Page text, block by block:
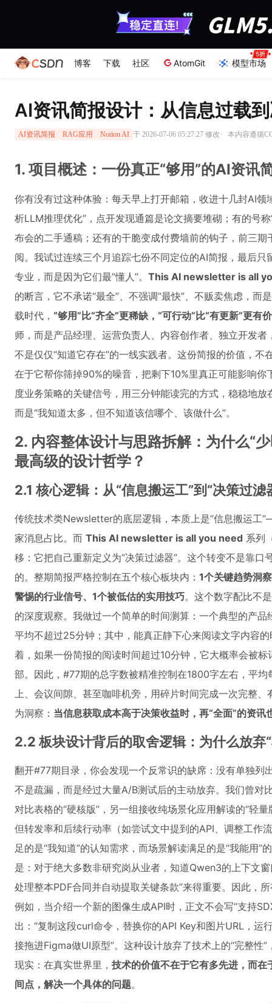
博客 下载 社区 AtomGit 模型市场
AI资讯简报设计：从信息过载
AI资讯简报 RAG应用 Notion AI 于 2026-07-06 05:27:27 修改· 本内容遵循
1. 项目概述：一份真正“够用”的AI资讯
你有没有过这种体验：每天早上打开邮箱，收进十几封AI
析LLM推理优化”，点开发现通篇是论文摘要堆砌；有的号
布会的二手通稿；还有的干脆变成付费墙前的钩子，前三
阅。我试过连续三个月追踪七份不同定位的AI简报，最后
专业，而是因为它们最“懂人”。 This AI newsletter is all
的断言，它不承诺“最全”、不强调“最快”、不贩卖焦虑，而
载时代， “够用”比“齐全”更稀缺，“可行动”比“有更新”更有
师，而是产品经理、运营负责人、内容创作者、独立开发
不是仅仅“知道它存在”的一线实践者。这份简报的价值，
在于它帮你筛掉90%的噪音，把剩下10%里真正可能影响
度业务策略的关键信号，用三分钟能读完的方式，稳稳地放
而是“我知道太多，但不知道该信哪个、该做什么”。
2. 内容整体设计与思路拆解：为什么“
最高级的设计哲学？
2.1 核心逻辑：从“信息搬运工”到“决策过滤
传统技术类Newsletter的底层逻辑，本质上是“信息搬运工
家消息占比。而 This AI newsletter is all you need 系列
移：它把自己重新定义为“决策过滤器”。这个转变不是靠
的。整期简报严格控制在五个核心板块内： 1个关键趋势洞
警惕的行业信号、1个被低估的实用技巧。这个数字配比不
的深度观察。我做过一个简单的时间测算：一个典型的产
平均不超过25分钟；其中，能真正静下心来阅读文字内容
着，如果一份简报的阅读时间超过10分钟，它大概率会被
部。因此，#77期的总字数被精准控制在1800字左右，平
上、会议间隙、甚至咖啡机旁，用碎片时间完成一次完整
为洞察： 当信息获取成本高于决策收益时，再“全面”的资讯
2.2 板块设计背后的取舍逻辑：为什么放弃
翻开#77期目录，你会发现一个反常识的缺席：没有单独列
不是疏漏，而是经过大量A/B测试后的主动放弃。我们曾对
对比表格的“硬核版”，另一组接收纯场景化应用解读的“轻
但转发率和后续行动率（如尝试文中提到的API、调整工
足的是“我知道”的认知需求，而场景解读满足的是“我能用
是：对于绝大多数非研究岗从业者，知道Qwen3的上下文
处理整本PDF合同并自动提取关键条款”来得重要。因此，
例如，当介绍一个新的图像生成API时，正文不会写“支持
出：“复制这段curl命令，替换你的API Key和图片URL，运
接拖进Figma做UI原型”。这种设计放弃了技术上的“完整性
现实：在真实世界里， 技术的价值不在于它有多先进，而
间点，解决一个具体的问题。